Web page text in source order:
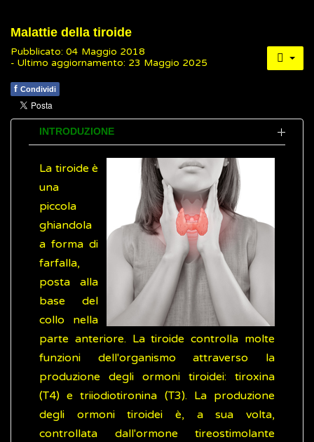
Malattie della tiroide
Pubblicato: 04 Maggio 2018
- Ultimo aggiornamento: 23 Maggio 2025
f Condividi
INTRODUZIONE
La tiroide è
una
piccola
ghiandola
a forma di
farfalla,
posta alla
base del
collo nella
parte anteriore. La tiroide controlla molte
funzioni dell'organismo attraverso la
produzione degli ormoni tiroidei: tiroxina
(T4) e triiodiotironina (T3). La produzione
degli ormoni tiroidei è, a sua volta,
controllata dall'ormone tireostimolante